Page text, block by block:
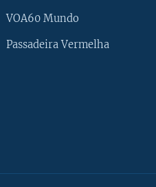
VOA60 Mundo
Passadeira Vermelha